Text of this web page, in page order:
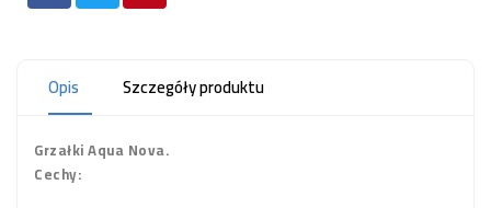
Opis Szczegóły produktu
Grzałki Aqua Nova.
Cechy: